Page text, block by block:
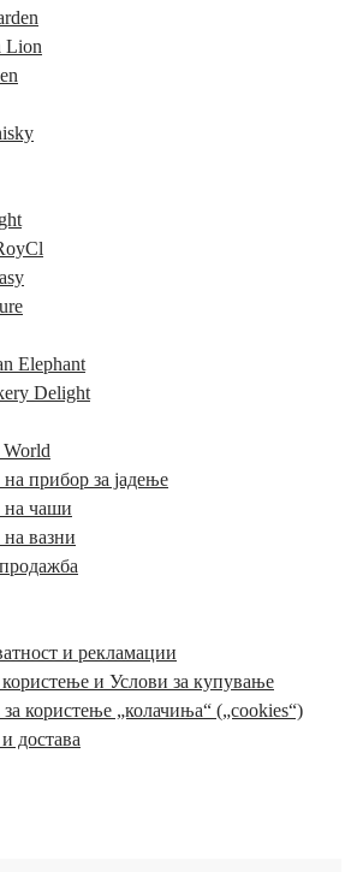
Lion
Elephant
Delight
прибор за јадење
на чаши
вазни
и рекламации
и Услови за купување
користење „колачиња“ („cookies“)
достава